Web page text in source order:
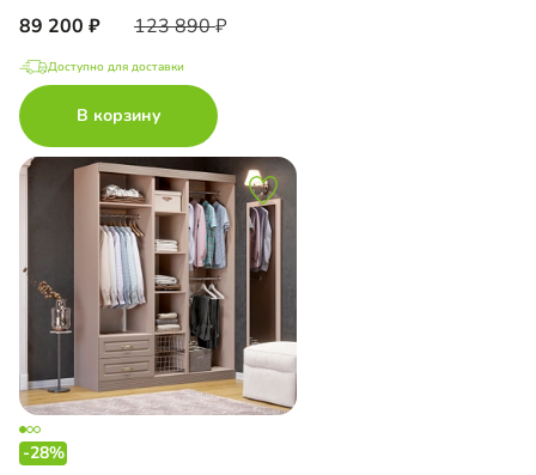
89 200 123 890
Доступно для доставки
В корзину
-28%